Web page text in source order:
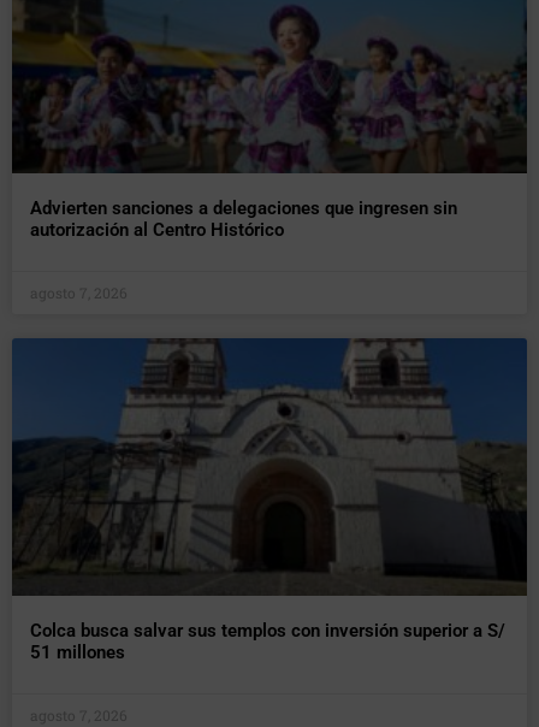
Advierten sanciones a delegaciones que ingresen sin
autorización al Centro Histórico
agosto 7, 2026
Colca busca salvar sus templos con inversión superior a S/
51 millones
agosto 7, 2026